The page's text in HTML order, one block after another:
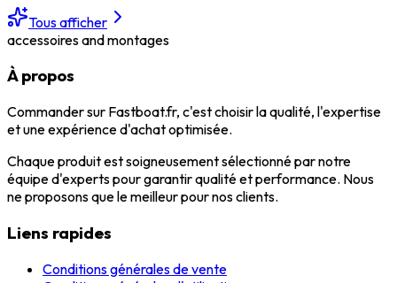
Tous afficher
accessoires and montages
À propos
Commander sur Fastboat.fr, c'est choisir la qualité, l'expertise
et une expérience d'achat optimisée.
Chaque produit est soigneusement sélectionné par notre
équipe d'experts pour garantir qualité et performance. Nous
ne proposons que le meilleur pour nos clients.
Liens rapides
Conditions générales de vente